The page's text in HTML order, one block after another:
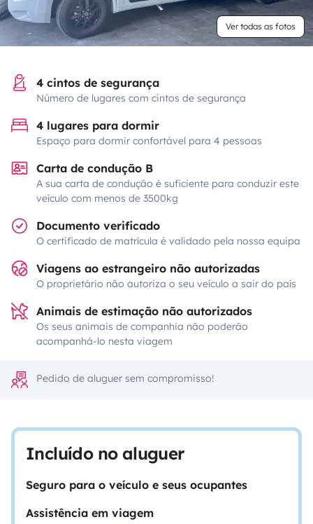
Ver todas as fotos
4 cintos de segurança
Número de lugares com cintos de segurança
4 lugares para dormir
Espaço para dormir confortável para 4 pessoas
Carta de condução B
A sua carta de condução é suficiente para conduzir este
veículo com menos de 3500kg
Documento verificado
O certificado de matrícula é validado pela nossa equipa
Viagens ao estrangeiro não autorizadas
O proprietário não autoriza o seu veículo a sair do país
Animais de estimação não autorizados
Os seus animais de companhia não poderão
acompanhá-lo nesta viagem
Pedido de aluguer sem compromisso!
Incluído no aluguer
Seguro para o veículo e seus ocupantes
Assistência em viagem